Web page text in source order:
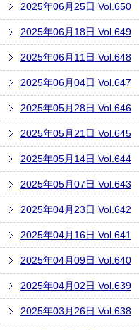
2025年06月25日 Vol.650
2025年06月18日 Vol.649
2025年06月11日 Vol.648
2025年06月04日 Vol.647
2025年05月28日 Vol.646
2025年05月21日 Vol.645
2025年05月14日 Vol.644
2025年05月07日 Vol.643
2025年04月23日 Vol.642
2025年04月16日 Vol.641
2025年04月09日 Vol.640
2025年04月02日 Vol.639
2025年03月26日 Vol.638